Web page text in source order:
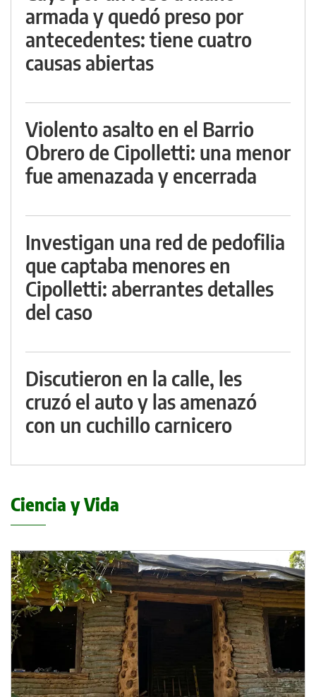
armada y quedó preso por
antecedentes: tiene cuatro
causas abiertas
Violento asalto en el Barrio
Obrero de Cipolletti: una menor
fue amenazada y encerrada
Investigan una red de pedofilia
que captaba menores en
Cipolletti: aberrantes detalles
del caso
Discutieron en la calle, les
cruzó el auto y las amenazó
con un cuchillo carnicero
Ciencia y Vida